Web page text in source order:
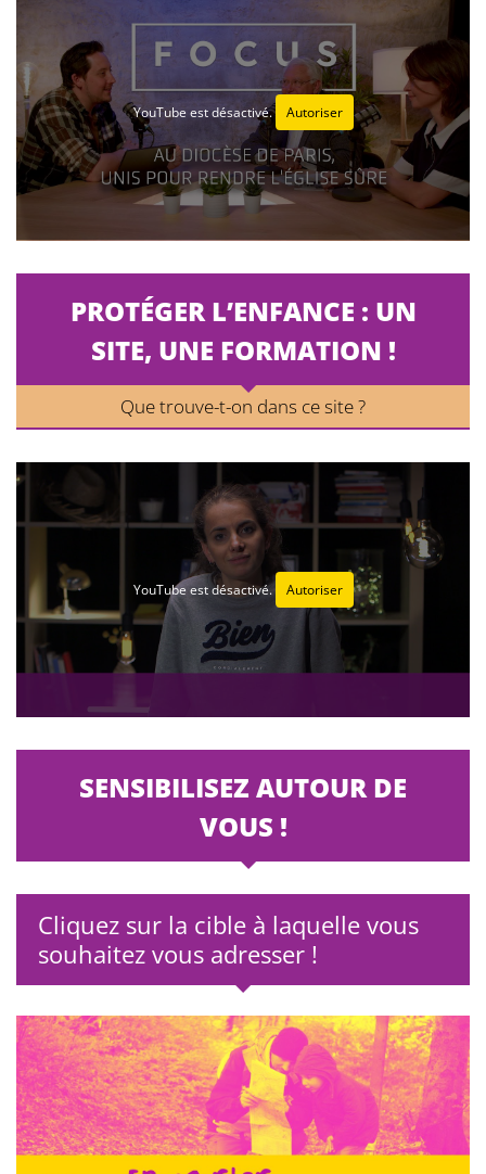
YouTube est désactivé. Autoriser
PROTÉGER L’ENFANCE : UN
SITE, UNE FORMATION !
Que trouve-t-on dans ce site ?
YouTube est désactivé. Autoriser
SENSIBILISEZ AUTOUR DE
VOUS !
Cliquez sur la cible à laquelle vous
souhaitez vous adresser !